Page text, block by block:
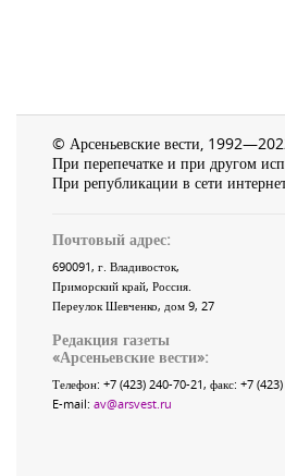
© Арсеньевские вести,
При перепечатке и при другом
При републикации в сети
Почтовый адрес:
690091, г. Владивосток,
Приморский край, Россия.
Переулок Шевченко, дом 9, 27
Редакция газеты
«Арсеньевские вести»:
Телефон: +7 (423) 240-70-21, факс: +7
E-mail: av@arsvest.ru